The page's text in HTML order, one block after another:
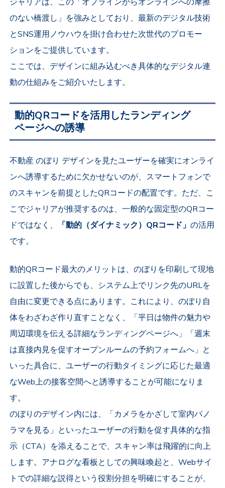
のない橋渡し」を強みとしており、最新のデジタル技術
とSNS運用ノウハウを掛け合わせた次世代のプロモー
ションをご提供しています。
ここでは、デザインに組み込むべき具体的なデジタル連
動の仕組みをご紹介いたします。
動的QRコードを活用したランディング
ページへの誘導
不動産 のぼり デザインを見たユーザーを確実にオンライ
ンへ誘導するために欠かせないのが、スマートフォンで
のスキャンを前提としたQRコードの配置です。ただ、こ
こでジャリアが推奨するのは、一般的な固定型のQRコー
ドではなく、
「動的（ダイナミック）QRコード」の活用
です。
動的QRコード最大のメリットは、のぼりを印刷して現地
に設置した後からでも、システム上でリンク先のURLを
自由に変更できる点にあります。これにより、のぼり自
体をわざわざ作り直すことなく、「平日は物件の魅力や
周辺環境を伝える詳細なランディングページへ」「週末
は直接内見を促すオープンルームの予約フォームへ」と
いった具合に、ユーザーの行動タイミングに応じた最適
なWeb上の接客空間へと誘導することが可能になりま
す。
のぼりのデザイン内には、「カメラをかざして室内パノ
ラマを見る」といったユーザーの行動を促す具体的な指
示（CTA）を添えることで、スキャン率は飛躍的に向上
します。アナログな看板としての興味喚起と、Webサイ
トでの詳細な説得という役割分担を明確にすることが、